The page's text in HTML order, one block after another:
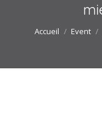
Vous êtes ici :
Accueil Event